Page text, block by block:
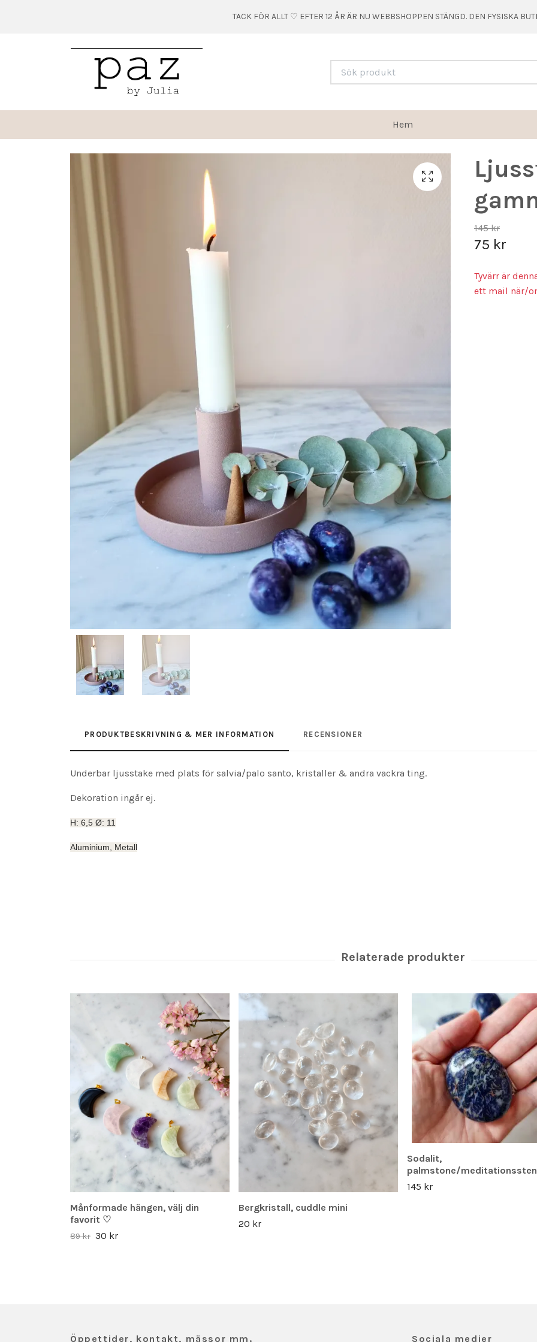
TACK FÖR ALLT ♡ EFTER 12 ÅR ÄR NU WEBBSHOPPEN STÄNGD. DEN FYSISKA
Hem
145 kr
75 kr
Tyvärr är
ett mail när/
PRODUKTBESKRIVNING & MER INFORMATION RECENSIONER
Underbar ljusstake med plats för salvia/palo santo, kristaller & andra vackra ting.
Dekoration ingår ej.
H: 6,5 Ø: 11
Aluminium, Metall
Månformade hängen, välj din
favorit ♡
89 kr 30 kr
Bergkristall, cuddle mini
20 kr
Sodalit,
palmstone/meditationssten
145 kr
Öppettider, kontakt, mässor mm. Sociala medier